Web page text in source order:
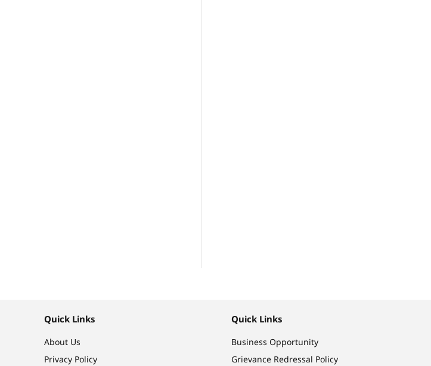
Quick Links
About Us
Privacy Policy
Quick Links
Business Opportunity
Grievance Redressal Policy